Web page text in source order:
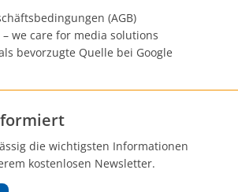
(AGB)
we care for media solutions
als bevorzugte Quelle bei Google
die wichtigsten Informationen
kostenlosen Newsletter.